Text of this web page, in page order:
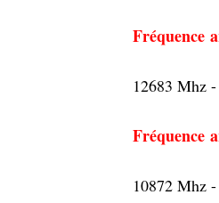
Fréquence
12683 Mhz
Fréquence
10872 Mhz